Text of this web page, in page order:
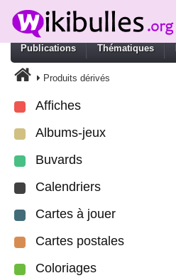
Publications Thématiques
Produits dérivés
Affiches
Albums-jeux
Buvards
Calendriers
Cartes à jouer
Cartes postales
Coloriages